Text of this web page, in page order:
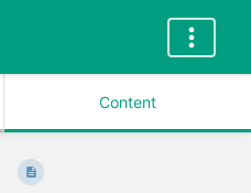
Content